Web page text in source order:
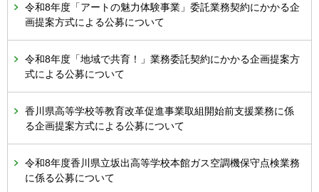
令和8年度「アートの魅力体験事業」委託業務契約にかかる企
画提案方式による公募について
令和8年度「地域で共育！」業務委託契約にかかる企画提案方
式による公募について
香川県高等学校等教育改革促進事業取組開始前支援業務に係
る企画提案方式による公募について
令和8年度香川県立坂出高等学校本館ガス空調機保守点検業務
に係る公募について